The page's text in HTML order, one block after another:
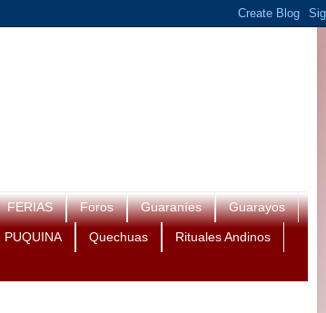
FERIAS Foros Guaraníes Guarayos
PUQUINA Quechuas Rituales Andinos